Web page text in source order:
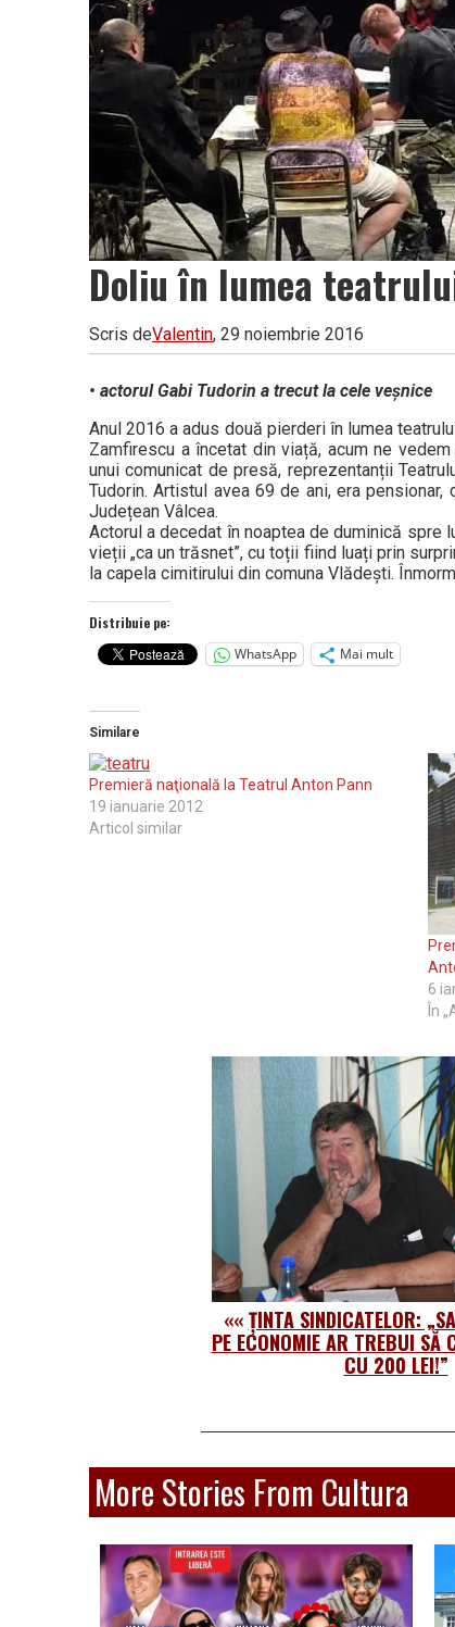
Doliu în lumea
Scris deValentin, 29 noiembrie 2016
• actorul Gabi Tudorin a trecut la cele veșnice
Anul 2016 a adus două pierderi în lumea
Zamf­irescu a încetat din viață, acum ne
unui comunicat de presă, repre­zentanții
Tudorin. Artistul avea 69 de ani, era
Județean Vâlcea.
Actorul a decedat în noaptea de duminică spre
vieții „ca un trăsnet”, cu toții fiind luați prin
la capela cimitirului din comuna Vlădești.
Distribuie pe:
WhatsApp
Mai mult
Similare
Premieră naţională la Teatrul Anton Pann
19 ianuarie 2012
Articol similar
6
În
««ȚINTA SINDICATELOR:
PE ECONOMIE AR TREBUI SĂ
CU 200 LEI!”
More Stories From Cultura